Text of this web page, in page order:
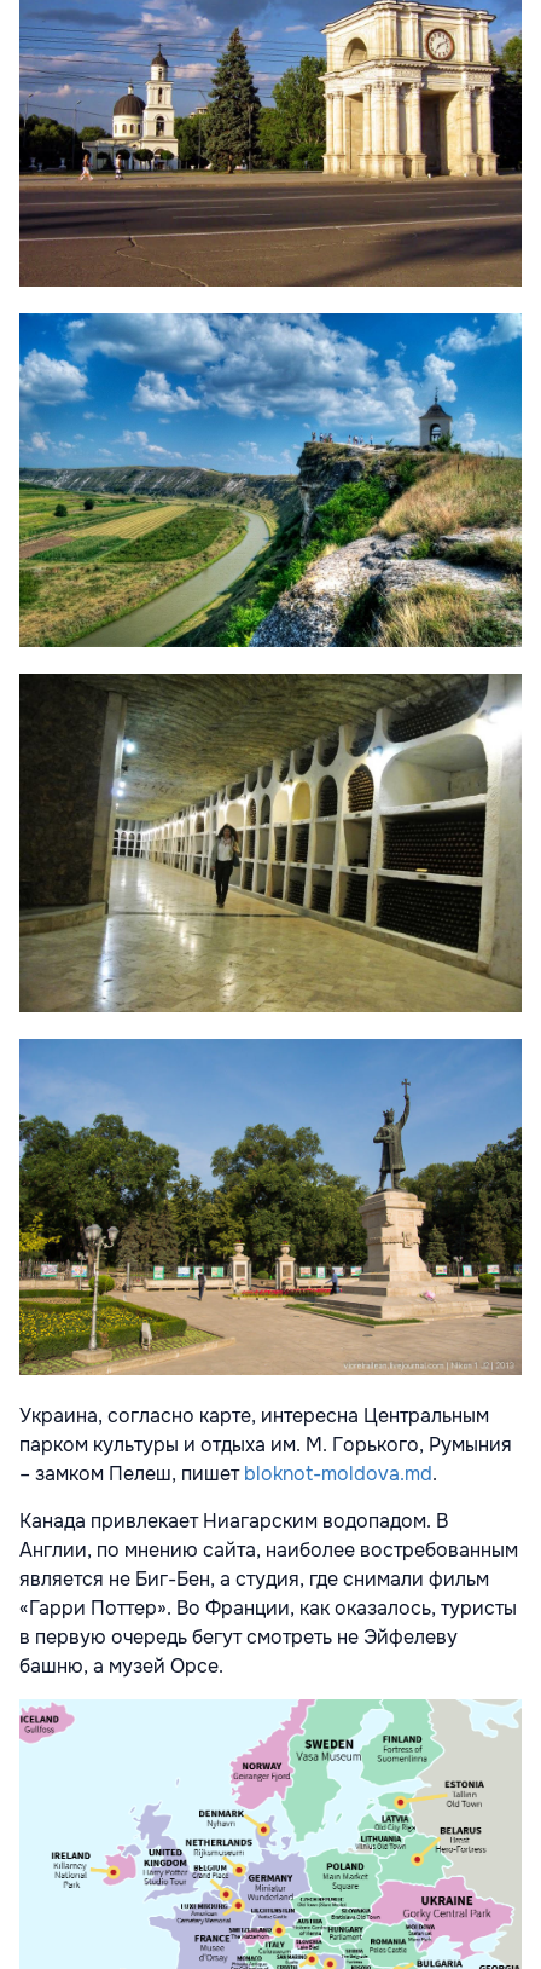
Украина, согласно карте, интересна Центральным
парком культуры и отдыха им. М. Горького, Румыния
– замком Пелеш, пишетbloknot-moldova.md.
Канада привлекает Ниагарским водопадом. В
Англии, по мнению сайта, наиболее востребованным
является не Биг-Бен, а студия, где снимали фильм
«Гарри Поттер». Во Франции, как оказалось, туристы
в первую очередь бегут смотреть не Эйфелеву
башню, а музей Орсе.